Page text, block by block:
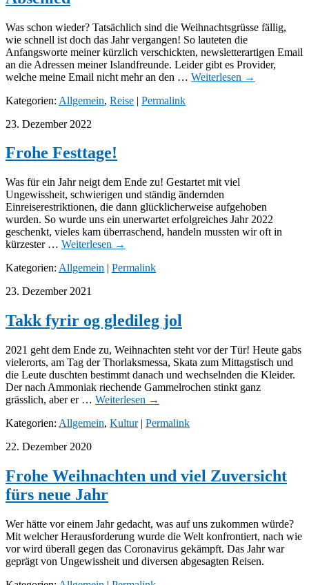
Was schon wieder? Tatsächlich sind die Weihnachtsgrüsse fällig,
wie schnell ist doch das Jahr vergangen! So lauteten die
Anfangsworte meiner kürzlich verschickten, newsletterartigen Email
an die Adressen meiner Islandfreunde. Leider gibt es Provider,
welche meine Email nicht mehr an den … Weiterlesen →
Kategorien: Allgemein, Reise | Permalink
23. Dezember 2022
Frohe Festtage!
Was für ein Jahr neigt dem Ende zu! Gestartet mit viel
Ungewissheit, schwierigen und ständig ändernden
Einreiserestriktionen, die dann glücklicherweise aufgehoben
wurden. So wurde uns ein unerwartet erfolgreiches Jahr 2022
geschenkt, vieles kam überraschend, handeln mussten wir oft in
kürzester … Weiterlesen →
Kategorien: Allgemein | Permalink
23. Dezember 2021
Takk fyrir og gledileg jol
2021 geht dem Ende zu, Weihnachten steht vor der Tür! Heute gabs
vielerorts, am Tag der Thorlaksmessa, Skata zum Mittagstisch und
die Leute duschten bestimmt danach und wechselnden die Kleider.
Der nach Ammoniak riechende Gammelrochen stinkt ganz
grässlich, aber er … Weiterlesen →
Kategorien: Allgemein, Kultur| Permalink
22. Dezember 2020
Frohe Weihnachten und viel Zuversicht
fürs neue Jahr
Wer hätte vor einem Jahr gedacht, was auf uns zukommen würde?
Mit welcher Herausforderung wurde die Welt konfrontiert, nach wie
vor wird überall gegen das Coronavirus gekämpft. Das Jahr war
geprägt von Ungewissheit und diversen abgesagten Reisen.